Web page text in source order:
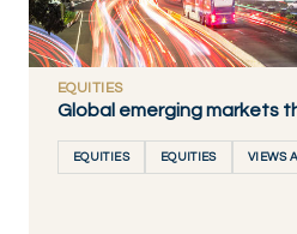
EQUITIES
Global emerging markets
EQUITIES EQUITIES VIEWS